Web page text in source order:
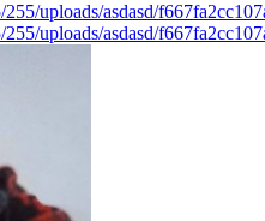
uploads/asdasd/
uploads/asdasd/